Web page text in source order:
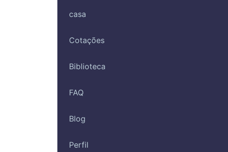
casa
Cotações
Biblioteca
FAQ
Blog
Perfil